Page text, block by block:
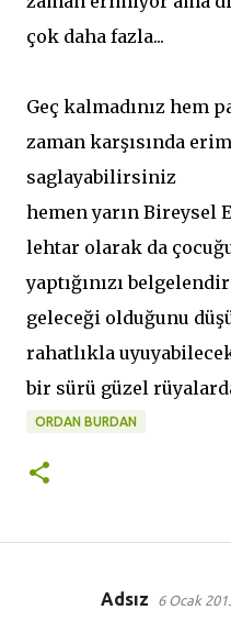
çok daha fazla...
Geç kalmadınız hem
zaman karşısında
saglayabilirsiniz
hemen yarın Bireysel
lehtar olarak da
yaptığınızı
geleceği olduğunu
rahatlıkla
bir sürü güzel
ORDAN BURDAN
Adsız 6 Ocak